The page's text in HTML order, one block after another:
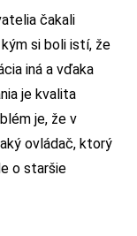
čakali
si boli istí, že
iná a vďaka
je kvalita
je, že v
ovládač, ktorý
o staršie